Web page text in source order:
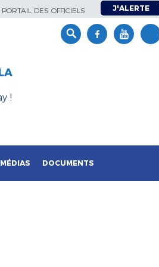
PORTAIL DES OFFICIELS J'ALERTE
!
MÉDIAS DOCUMENTS